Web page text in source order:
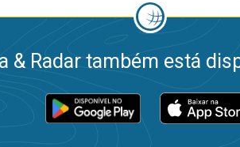
& Radar também está